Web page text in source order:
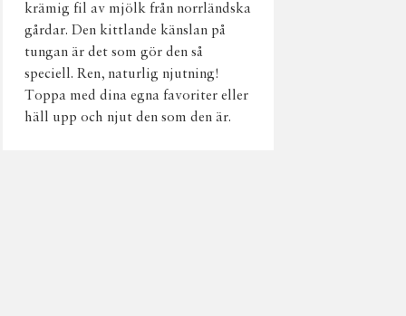
krämig fil av mjölk från norrländska
gårdar. Den kittlande känslan på
tungan är det som gör den så
speciell. Ren, naturlig njutning!
Toppa med dina egna favoriter eller
häll upp och njut den som den är.